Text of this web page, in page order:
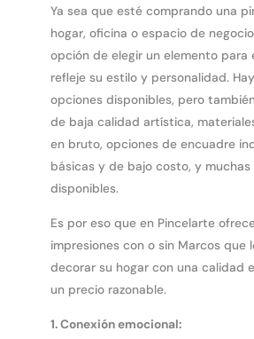
Ya sea que esté comprando una
hogar, oficina o espacio de
opción de elegir un elemento para
refleje su estilo y personalidad.
opciones disponibles, pero
de baja calidad artística,
en bruto, opciones de encuadre
básicas y de bajo costo, y
disponibles.
Es por eso que en Pincelarte
impresiones con o sin Marcos que
decorar su hogar con una calidad
un precio razonable.
1. Conexión emocional: